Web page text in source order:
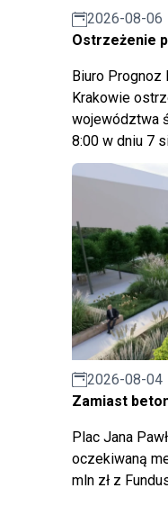
2026-08-06
Ostrzeżenie
Biuro
Krakowie
województwa
8:00 w dniu 7
2026-08-04
Zamiast
Plac Jana
oczekiwaną
mln zł z